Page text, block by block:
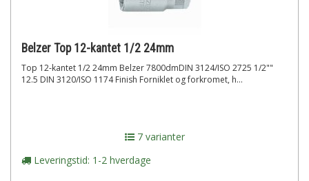
Belzer Top 12-kantet 1/2 24mm
Top 12-kantet 1/2 24mm Belzer 7800dmDIN 3124/ISO 2725 1/2""
12.5 DIN 3120/ISO 1174 Finish Forniklet og forkromet, h...
7 varianter
Leveringstid: 1-2 hverdage